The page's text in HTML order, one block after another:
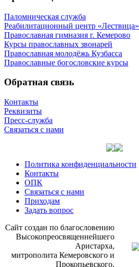
Паломническая служба
Реабилитационный центр «Лествица»
Православная гимназия г. Кемерово
Курсы православных звонарей
Православная молодёжь Кузбасса
Православные богословские курсы
Обратная связь
Контакты
Реквизиты
Пресс-служба
Связаться с нами
Политика конфиденциальности
Контакты
ОПК
Связаться с нами
Приходам
Задать вопрос
Сайт со­здан по бла­го­сло­ве­нию
Вы­со­ко­прео­свя­щен­ней­ше­го
Ари­стар­ха,
мит­ро­по­ли­та Ке­ме­ров­ско­го и
Про­ко­пьев­ско­го,